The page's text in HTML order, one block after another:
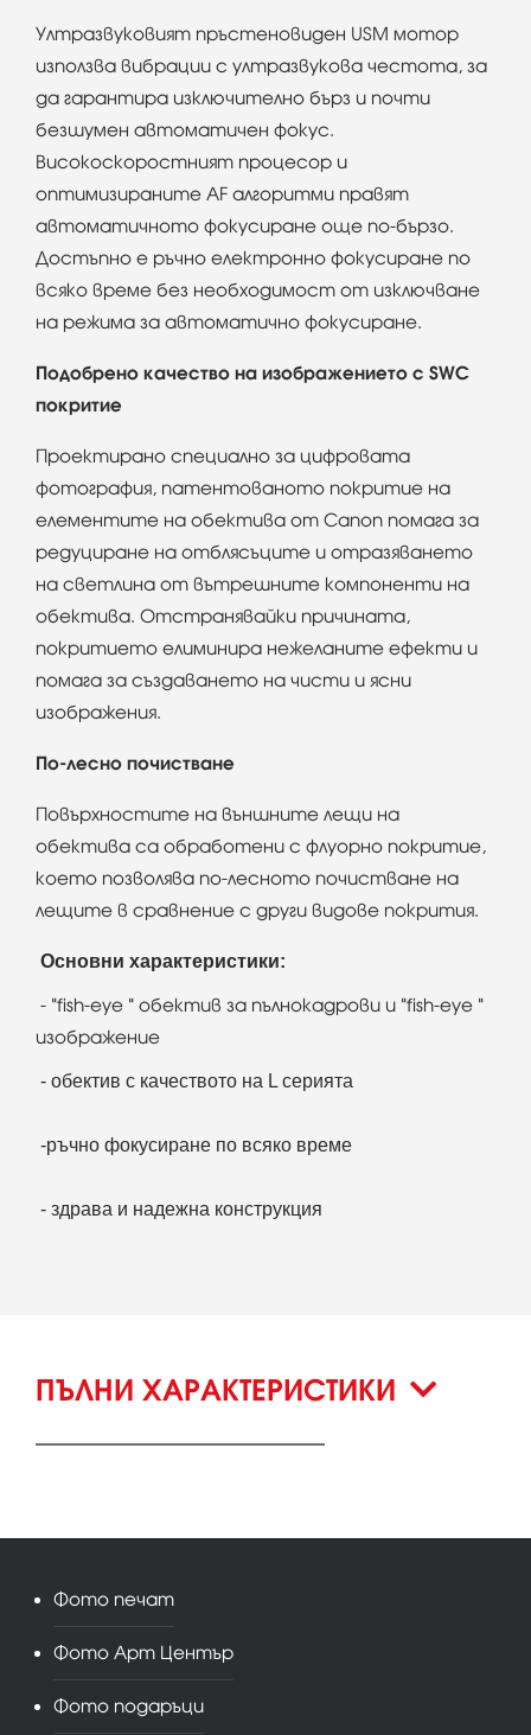
Ултразвуковият пръстеновиден USM мотор
използва вибрации с ултразвукова честота, за
да гарантира изключително бърз и почти
безшумен автоматичен фокус.
Високоскоростният процесор и
оптимизираните AF алгоритми правят
автоматичното фокусиране още по-бързо.
Достъпно е ръчно електронно фокусиране по
всяко време без необходимост от изключване
на режима за автоматично фокусиране.
Подобрено качество на изображението с SWC
покритие
Проектирано специално за цифровата
фотография, патентованото покритие на
елементите на обектива от Canon помага за
редуциране на отблясъците и отразяването
на светлина от вътрешните компоненти на
обектива. Отстранявайки причината,
покритието елиминира нежеланите ефекти и
помага за създаването на чисти и ясни
изображения.
По-лесно почистване
Повърхностите на външните лещи на
обектива са обработени с флуорно покритие,
което позволява по-лесното почистване на
лещите в сравнение с други видове покрития.
Основни характеристики:
- "fish-eye " обектив за пълнокадрови и "fish-eye "
изображение
- обектив с качеството на L серията
-ръчно фокусиране по всяко време
- здрава и надежна конструкция
ПЪЛНИ ХАРАКТЕРИСТИКИ
Фото печат
Фото Арт Център
Фото подаръци